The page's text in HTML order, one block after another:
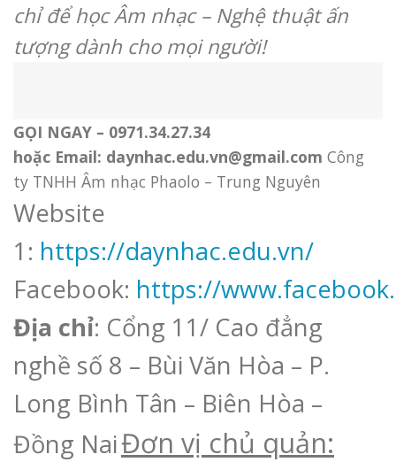
chỉ để học Âm nhạc – Nghệ thuật ấn
tượng dành cho mọi người!
GỌI NGAY – 0971.34.27.34
hoặc Email: daynhac.edu.vn@gmail.com Công
ty TNHH Âm nhạc Phaolo – Trung Nguyên
Website
1: https://daynhac.edu.vn/
Facebook: https://
Địa chỉ: Cổng 11/ Cao đẳng
nghề số 8 – Bùi Văn Hòa – P.
Long Bình Tân – Biên Hòa –
Đồng NaiĐơn vị chủ quản: